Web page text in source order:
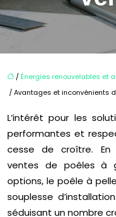
/ Énergies renouvelables et
/ Avantages et inconvénients
L’intérêt pour les
performantes et
cesse de croître. En
ventes de poêles à
options, le poêle à
souplesse
séduisant un nombre